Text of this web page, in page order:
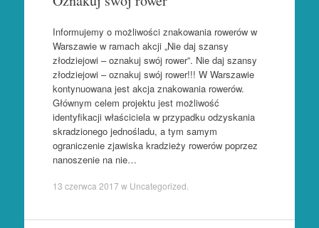
Informujemy o możliwości znakowania rowerów w
Warszawie w ramach akcji „Nie daj szansy
złodziejowi – oznakuj swój rower”. Nie daj szansy
złodziejowi – oznakuj swój rower!!! W Warszawie
kontynuowana jest akcja znakowania rowerów.
Głównym celem projektu jest możliwość
identyfikacji właściciela w przypadku odzyskania
skradzionego jednośladu, a tym samym
ograniczenie zjawiska kradzieży rowerów poprzez
nanoszenie na nie…
13 czerwca 2017 w Uncategorized